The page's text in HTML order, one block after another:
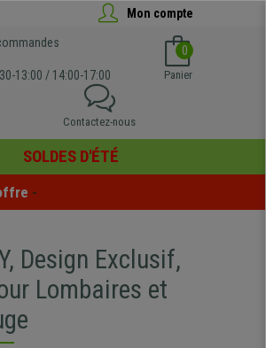
Mon compte
13:00 / 14:00-17:00
0
Panier
Contactez-nous
SOLDES D'ÉTÉ
-
Design Exclusif,
Lombaires et